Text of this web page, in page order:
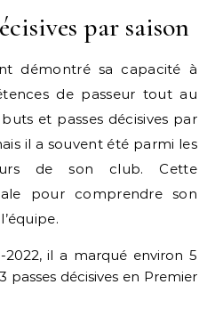
par saison
démontré sa capacité à
de passeur tout au
et passes décisives par
il a souvent été parmi les
de son club. Cette
pour comprendre son
2022, il a marqué environ 5
décisives en Premier